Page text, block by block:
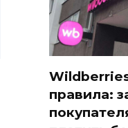
правила: